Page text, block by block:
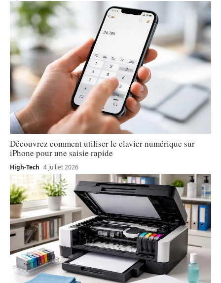
Découvrez comment utiliser le clavier numérique sur
iPhone pour une saisie rapide
High-Tech 4 juillet 2026